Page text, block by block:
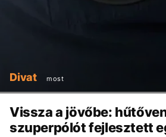
Divat most
Vissza a jövőbe:
szuperpólót fejlesztett